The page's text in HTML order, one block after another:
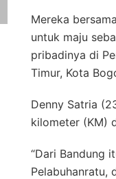
Mereka
untuk maju
pribadinya di
Timur, Kota
Denny Satria
kilometer (KM)
“Dari Bandung
Pelabuhanratu,